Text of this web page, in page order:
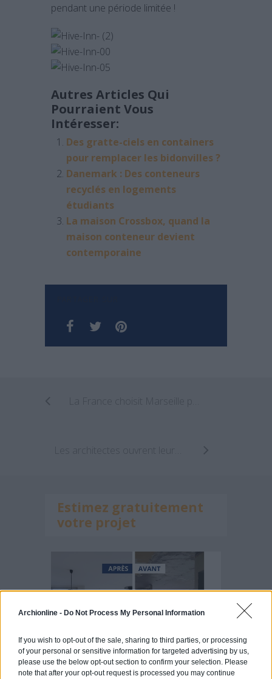
Archionline - Do Not Process My Personal Information
If you wish to opt-out of the sale, sharing to third parties, or processing
of your personal or sensitive information for targeted advertising by us,
please use the below opt-out section to confirm your selection. Please
note that after your opt-out request is processed you may continue
pendant une période limitée !
Autres Articles Qui
Pourraient Vous
Intéresser:
Des gratte-ciels en containers
pour remplacer les bidonvilles ?
Danemark : Des conteneurs
recyclés en logements
étudiants
La maison Crossbox, quand la
maison conteneur devient
contemporaine
Estimez gratuitement
votre projet